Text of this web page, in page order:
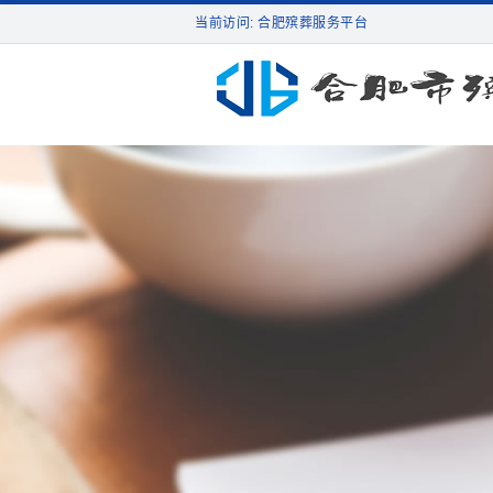
当前访问: 合肥殡葬服务平台